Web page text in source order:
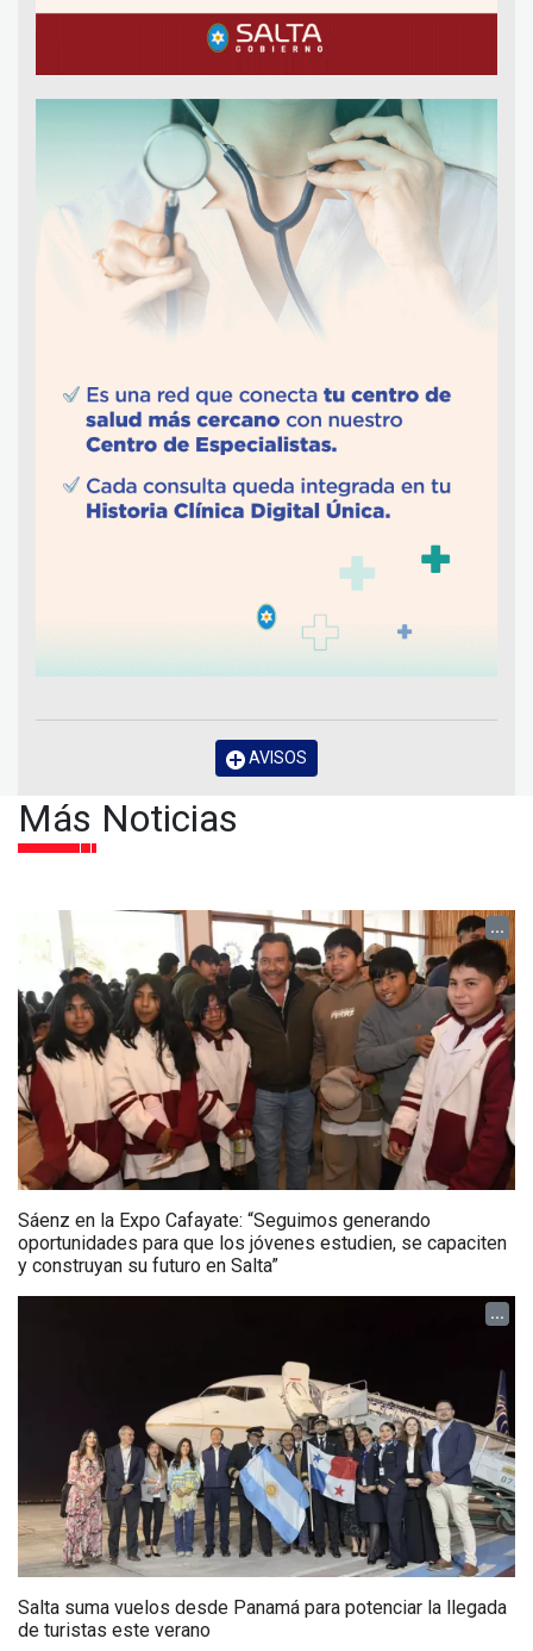
AVISOS
Más Noticias
...
Sáenz en la Expo Cafayate: “Seguimos generando
oportunidades para que los jóvenes estudien, se capaciten
y construyan su futuro en Salta”
...
Salta suma vuelos desde Panamá para potenciar la llegada
de turistas este verano